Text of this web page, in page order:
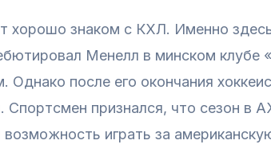
хорошо знаком с КХЛ. Именно
Менелл в минском клубе
Однако после его окончания
Спортсмен признался, что сезон в
возможность играть за